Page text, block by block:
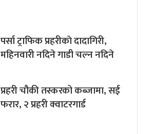
पर्सा ट्राफिक प्रहरीकाे दादागिरी,
महिनवारी नदिने गाडी चल्न नदिने
प्रहरी चौकी तस्करको कब्जामा, सई
फरार, २ प्रहरी क्वाटरगार्ड